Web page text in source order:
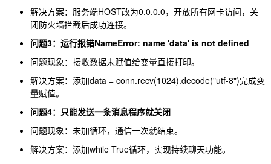
解决方案：服务端HOST改为0.0.0.0，开放所有网卡访问，关
闭防火墙拦截后成功连接。
问题3：运行报错NameError: name 'data' is not defined
问题现象：接收数据未赋值给变量直接打印。
解决方案：添加data = conn.recv(1024).decode("utf-8")完成变
量赋值。
问题4：只能发送一条消息程序就关闭
问题现象：未加循环，通信一次就结束。
解决方案：添加while True循环，实现持续聊天功能。